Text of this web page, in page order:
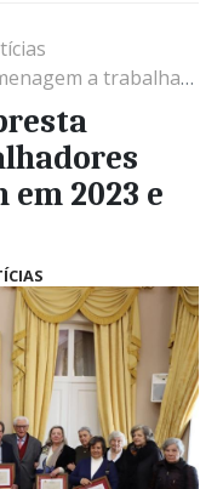
se aposentaram em 2023 e 2024
2023 e